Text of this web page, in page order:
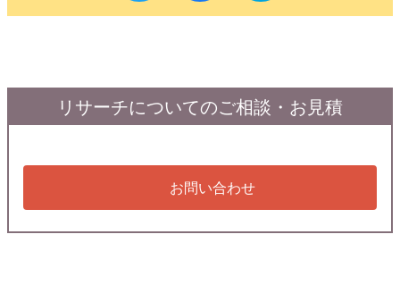
リサーチについてのご相談・お見積
お問い合わせ